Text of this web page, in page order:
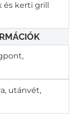
kerti grill
utánvét,